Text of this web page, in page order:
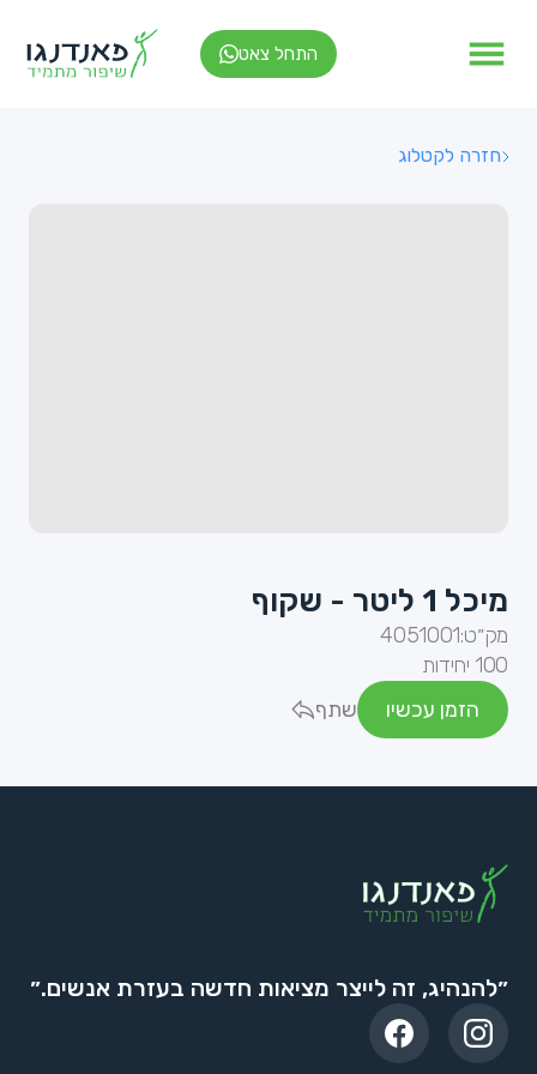
התחל צאט
חזרה לקטלוג
מיכל 1 ליטר - שקוף
מק״ט:4051001
100 יחידות
הזמן עכשיו
שתף
״להנהיג, זה לייצר מציאות חדשה בעזרת אנשים.״